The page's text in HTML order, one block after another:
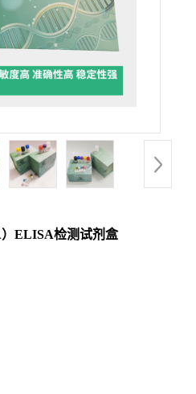
ELISA检测试剂盒